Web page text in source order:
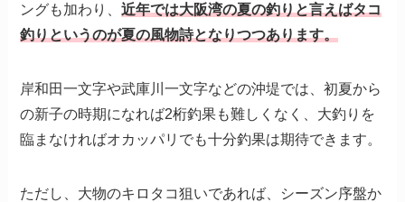
ングも加わり、近年では大阪湾の夏の釣りと言えばタコ
釣りというのが夏の風物詩となりつつあります。
岸和田一文字や武庫川一文字などの沖堤では、初夏から
の新子の時期になれば2桁釣果も難しくなく、大釣りを
臨まなければオカッパリでも十分釣果は期待できます。
ただし、大物のキロタコ狙いであれば、シーズン序盤か